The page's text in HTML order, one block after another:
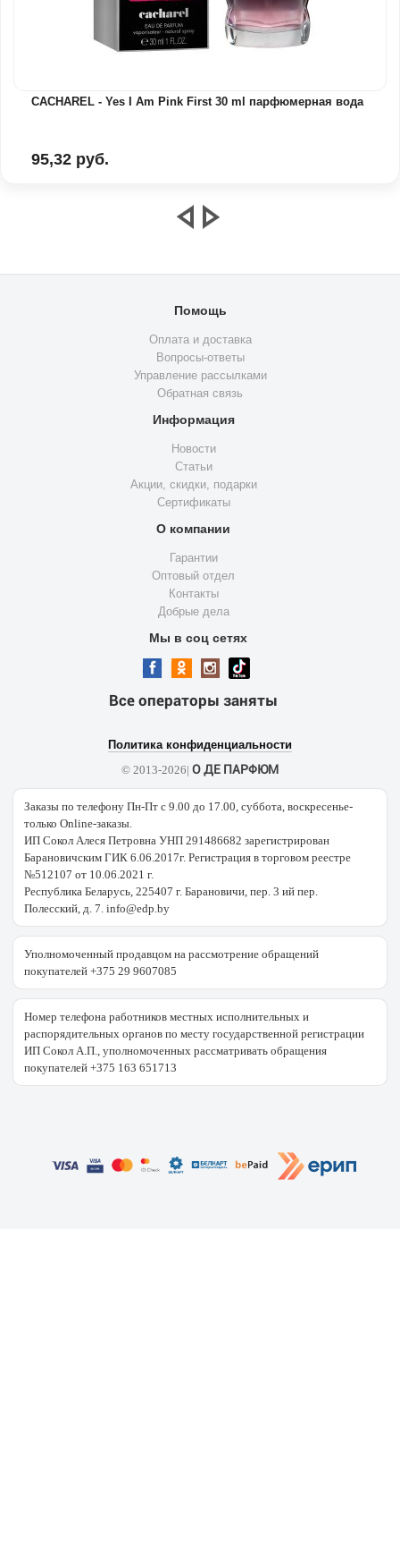
CACHAREL - Yes I Am Pink First 30 ml парфюмерная вода
95,32 руб.
Помощь
Оплата и доставка
Вопросы-ответы
Управление рассылками
Обратная связь
Информация
Новости
Статьи
Акции, скидки, подарки
Сертификаты
О компании
Гарантии
Оптовый отдел
Контакты
Добрые дела
Мы в соц сетях
Все операторы заняты
Политика конфиденциальности
© 2013-2026| О ДЕ ПАРФЮМ
Заказы по телефону Пн-Пт с 9.00 до 17.00, суббота, воскресенье-
только Online-заказы.
ИП Сокол Алеся Петровна УНП 291486682 зарегистрирован
Барановичским ГИК 6.06.2017г. Регистрация в торговом реестре
№512107 от 10.06.2021 г.
Республика Беларусь, 225407 г. Барановичи, пер. 3 ий пер.
Полесский, д. 7. info@edp.by
Уполномоченный продавцом на рассмотрение обращений
покупателей +375 29 9607085
Номер телефона работников местных исполнительных и
распорядительных органов по месту государственной регистрации
ИП Сокол А.П., уполномоченных рассматривать обращения
покупателей +375 163 651713